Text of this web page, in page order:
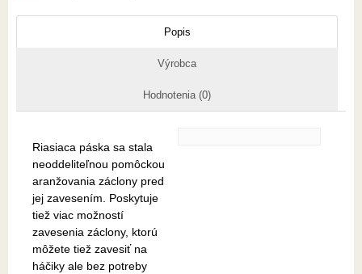
Popis
Výrobca
Hodnotenia (0)
Riasiaca páska sa stala
neoddeliteľnou pomôckou
aranžovania záclony pred
jej zavesením. Poskytuje
tiež viac možností
zavesenia záclony, ktorú
môžete tiež zavesiť na
háčiky ale bez potreby